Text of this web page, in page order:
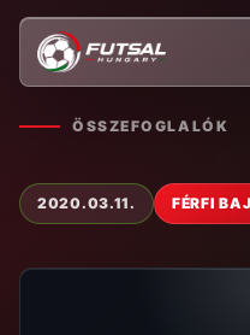
ÖSSZEFOGLALÓK
2020.03.11. FÉRFI